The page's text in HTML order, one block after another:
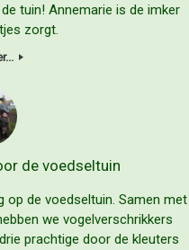
tuin! Annemarie is de imker
zorgt.
de voedseltuin
op de voedseltuin. Samen met
we vogelverschrikkers
prachtige door de kleuters